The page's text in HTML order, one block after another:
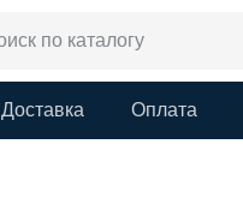
Доставка Оплата